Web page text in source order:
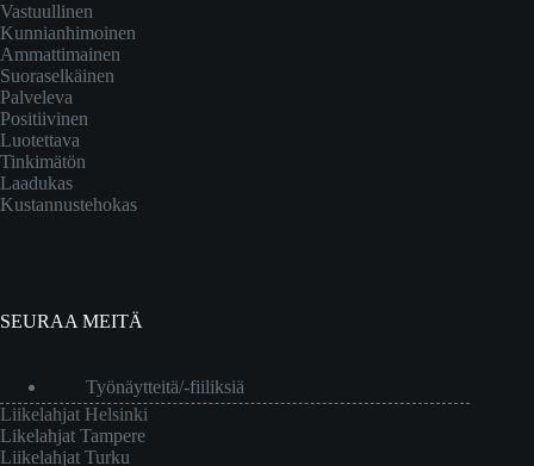
Vastuullinen
Kunnianhimoinen
Ammattimainen
Suoraselkäinen
Palveleva
Positiivinen
Luotettava
Tinkimätön
Laadukas
Kustannustehokas
SEURAA MEITÄ
Työnäytteitä/-fiiliksiä
Liikelahjat Helsinki
Likelahjat Tampere
Liikelahjat Turku